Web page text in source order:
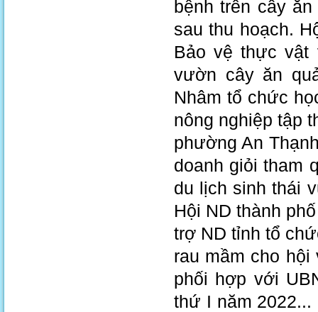
bệnh trên cây
sau thu hoạch.
Bảo vệ thực vật
vườn cây ăn
Nhâm tổ chức
nông nghiệp tập
phường An
doanh giỏi tham
du lịch sinh thái
Hội ND thành
trợ ND tỉnh tổ
rau mầm cho
phối hợp với
thứ I năm